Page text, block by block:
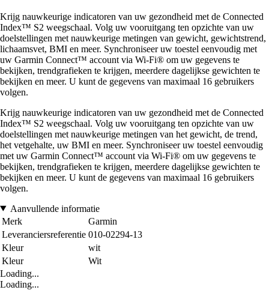
Krijg nauwkeurige indicatoren van uw gezondheid met de Connected
Index™ S2 weegschaal. Volg uw vooruitgang ten opzichte van uw
doelstellingen met nauwkeurige metingen van gewicht, gewichtstrend,
lichaamsvet, BMI en meer. Synchroniseer uw toestel eenvoudig met
uw Garmin Connect™ account via Wi-Fi® om uw gegevens te
bekijken, trendgrafieken te krijgen, meerdere dagelijkse gewichten te
bekijken en meer. U kunt de gegevens van maximaal 16 gebruikers
volgen.
Krijg nauwkeurige indicatoren van uw gezondheid met de Connected
Index™ S2 weegschaal. Volg uw vooruitgang ten opzichte van uw
doelstellingen met nauwkeurige metingen van het gewicht, de trend,
het vetgehalte, uw BMI en meer. Synchroniseer uw toestel eenvoudig
met uw Garmin Connect™ account via Wi-Fi® om uw gegevens te
bekijken, trendgrafieken te krijgen, meerdere dagelijkse gewichten te
bekijken en meer. U kunt de gegevens van maximaal 16 gebruikers
volgen.
Aanvullende informatie
Merk
Garmin
Leveranciersreferentie 010-02294-13
Kleur
wit
Kleur
Wit
Loading...
Loading...